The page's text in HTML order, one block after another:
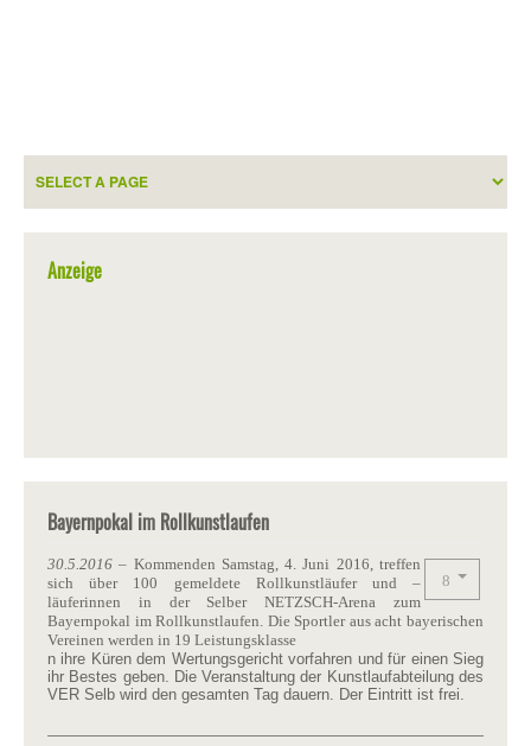
Anzeige
Bayernpokal im Rollkunstlaufen
30.5.2016 – Kommenden Samstag, 4. Juni 2016, treffen
sich über 100 gemeldete Rollkunstläufer und –
läuferinnen in der Selber NETZSCH-Arena zum
Bayernpokal im Rollkunstlaufen. Die Sportler aus acht bayerischen
Vereinen werden in 19 Leistungsklasse
n ihre Küren dem Wertungsgericht vorfahren und für einen Sieg
ihr Bestes geben. Die Veranstaltung der Kunstlaufabteilung des
VER Selb wird den gesamten Tag dauern. Der Eintritt ist frei.